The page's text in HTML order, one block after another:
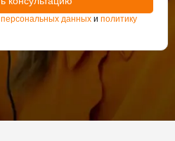
персональных данных и политику